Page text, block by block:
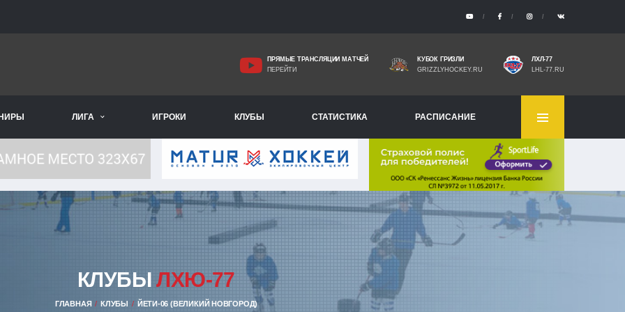
ПРЯМЫЕ ТРАНСЛЯЦИИ МАТЧЕЙ
ПЕРЕЙТИ
КУБОК ГРИЗЛИ
GRIZZLYHOCKEY.RU
ЛХЛ-77
LHL-77.RU
ЛИГА ИГРОКИ КЛУБЫ СТАТИСТИКА РАСПИСАНИЕ
КЛУБЫЛХЮ-77
ГЛАВНАЯ КЛУБЫ ЙЕТИ-06 (ВЕЛИКИЙ НОВГОРОД)